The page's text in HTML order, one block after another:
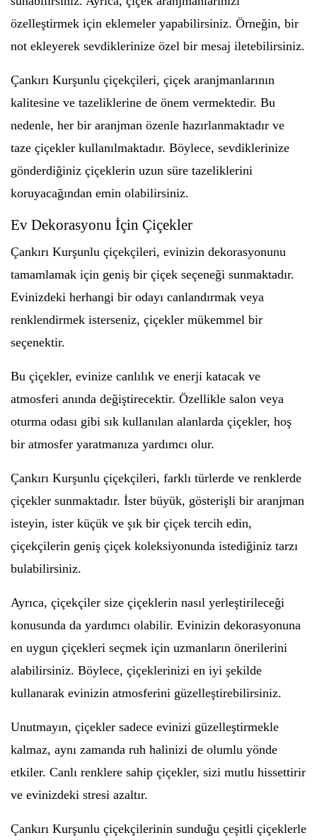
özelleştirmek için eklemeler yapabilirsiniz. Örneğin, bir
not ekleyerek sevdiklerinize özel bir mesaj iletebilirsiniz.
Çankırı Kurşunlu çiçekçileri, çiçek aranjmanlarının
kalitesine ve tazeliklerine de önem vermektedir. Bu
nedenle, her bir aranjman özenle hazırlanmaktadır ve
taze çiçekler kullanılmaktadır. Böylece, sevdiklerinize
gönderdiğiniz çiçeklerin uzun süre tazeliklerini
koruyacağından emin olabilirsiniz.
Ev Dekorasyonu İçin Çiçekler
Çankırı Kurşunlu çiçekçileri, evinizin dekorasyonunu
tamamlamak için geniş bir çiçek seçeneği sunmaktadır.
Evinizdeki herhangi bir odayı canlandırmak veya
renklendirmek isterseniz, çiçekler mükemmel bir
seçenektir.
Bu çiçekler, evinize canlılık ve enerji katacak ve
atmosferi anında değiştirecektir. Özellikle salon veya
oturma odası gibi sık kullanılan alanlarda çiçekler, hoş
bir atmosfer yaratmanıza yardımcı olur.
Çankırı Kurşunlu çiçekçileri, farklı türlerde ve renklerde
çiçekler sunmaktadır. İster büyük, gösterişli bir aranjman
isteyin, ister küçük ve şık bir çiçek tercih edin,
çiçekçilerin geniş çiçek koleksiyonunda istediğiniz tarzı
bulabilirsiniz.
Ayrıca, çiçekçiler size çiçeklerin nasıl yerleştirileceği
konusunda da yardımcı olabilir. Evinizin dekorasyonuna
en uygun çiçekleri seçmek için uzmanların önerilerini
alabilirsiniz. Böylece, çiçeklerinizi en iyi şekilde
kullanarak evinizin atmosferini güzelleştirebilirsiniz.
Unutmayın, çiçekler sadece evinizi güzelleştirmekle
kalmaz, aynı zamanda ruh halinizi de olumlu yönde
etkiler. Canlı renklere sahip çiçekler, sizi mutlu hissettirir
ve evinizdeki stresi azaltır.
Çankırı Kurşunlu çiçekçilerinin sunduğu çeşitli çiçeklerle